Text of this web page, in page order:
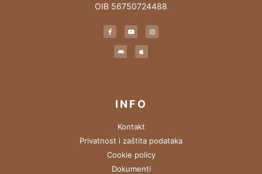
OIB 56750724488
INFO
Kontakt
Privatnost i zaštita podataka
Cookie policy
Dokumenti